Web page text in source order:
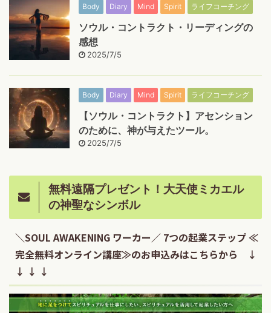
Body Diary Mind Spirit ライフコーチング
ソウル・コントラクト・リーディングの
感想
2025/7/5
Body Diary Mind Spirit ライフコーチング
【ソウル・コントラクト】アセンション
のために、神が与えたツール。
2025/7/5
無料遠隔プレゼント！大天使ミカエル
の神聖なシンボル
＼SOUL AWAKENING ワーカー／ 7つの起業ステップ ≪
完全無料オンライン講座≫のお申込みはこちらから ↓
↓ ↓ ↓